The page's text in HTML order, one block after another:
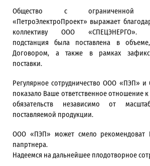
Общество с ограниченной
«ПетроЭлектроПроект» выражает
коллективу ООО «СПЕЦЭНЕРГО».
подстанция была поставлена в
Договором, а также в рамках
поставки.
Регулярное сотрудничество ООО «ПЭП»
показало Ваше ответственное отношение
обязательств независимо от
поставляемой продукции.
ООО «ПЭП» может смело рекомендоват
папртнера.
Надеемся на дальнейшее плодотворное